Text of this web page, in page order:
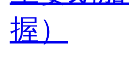
握）